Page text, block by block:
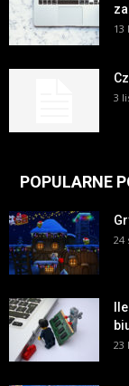
13
3
POPULARNE
24
23